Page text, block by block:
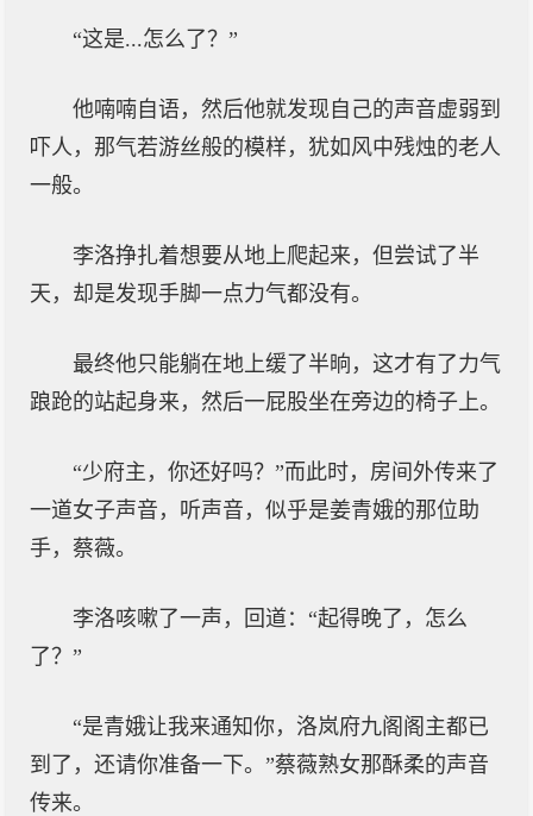
“这是...怎么了？”
他喃喃自语，然后他就发现自己的声音虚弱到
吓人，那气若游丝般的模样，犹如风中残烛的老人
一般。
李洛挣扎着想要从地上爬起来，但尝试了半
天，却是发现手脚一点力气都没有。
最终他只能躺在地上缓了半晌，这才有了力气
踉跄的站起身来，然后一屁股坐在旁边的椅子上。
“少府主，你还好吗？”而此时，房间外传来了
一道女子声音，听声音，似乎是姜青娥的那位助
手，蔡薇。
李洛咳嗽了一声，回道：“起得晚了，怎么
了？”
“是青娥让我来通知你，洛岚府九阁阁主都已
到了，还请你准备一下。”蔡薇熟女那酥柔的声音
传来。